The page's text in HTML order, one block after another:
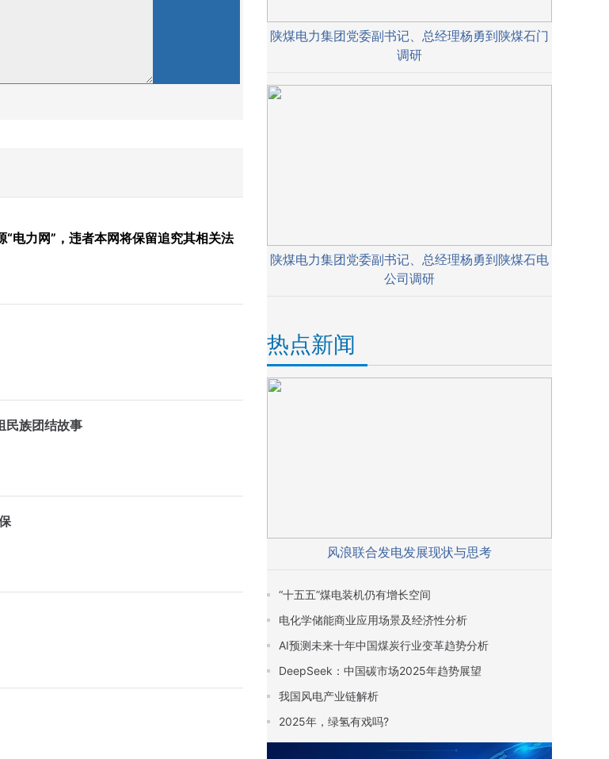
“电力网”，违者本网将保留追究其相关法
民族团结故事
陕煤电力集团党委副书记、总经理杨勇到陕煤石门
调研
陕煤电力集团党委副书记、总经理杨勇到陕煤石电
公司调研
热点新闻
风浪联合发电发展现状与思考
“十五五”煤电装机仍有增长空间
电化学储能商业应用场景及经济性分析
AI预测未来十年中国煤炭行业变革趋势分析
DeepSeek：中国碳市场2025年趋势展望
我国风电产业链解析
2025年，绿氢有戏吗?